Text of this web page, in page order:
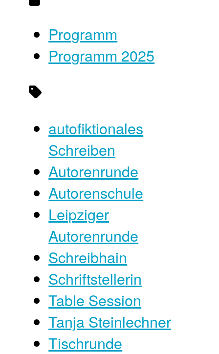
Programm
Programm 2025
autofiktionales
Schreiben
Autorenrunde
Autorenschule
Leipziger
Autorenrunde
Schreibhain
Schriftstellerin
Table Session
Tanja Steinlechner
Tischrunde